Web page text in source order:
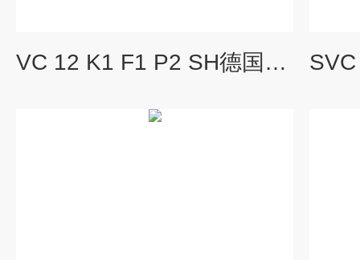
VC 12 K1 F1 P2 SH德国KRACHT原厂齿轮流量计当天发货